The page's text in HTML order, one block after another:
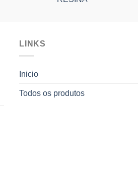
LINKS
Inicio
Todos os produtos